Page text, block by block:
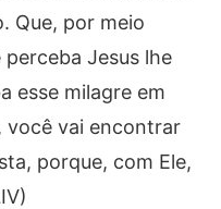
Que, por meio
Jesus lhe
esse milagre em
você vai encontrar
porque, com Ele,